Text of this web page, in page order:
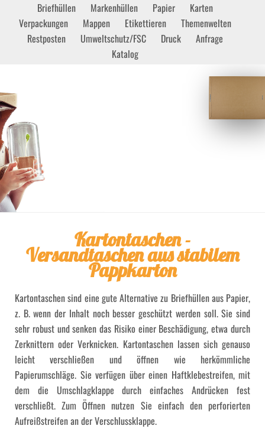
Briefhüllen Markenhüllen Papier
Karten
Verpackungen
Mappen Etikettieren
Themenwelten
Restposten
Umweltschutz/FSC Druck
Anfrage
Katalog
Kartontaschen -
Versandtaschen aus stabilem
Pappkarton
Kartontaschen sind eine gute Alternative zu Briefhüllen aus Papier,
z. B. wenn der Inhalt noch besser geschützt werden soll. Sie sind
sehr robust und senken das Risiko einer Beschädigung, etwa durch
Zerknittern oder Verknicken. Kartontaschen lassen sich genauso
leicht verschließen und öffnen wie herkömmliche
Papierumschläge. Sie verfügen über einen Haftklebestreifen, mit
dem die Umschlagklappe durch einfaches Andrücken fest
verschließt. Zum Öffnen nutzen Sie einfach den perforierten
Aufreißstreifen an der Verschlussklappe.